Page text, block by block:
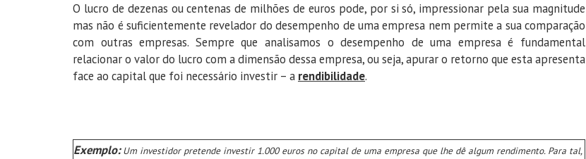
O lucro de dezenas ou centenas de milhões de euros pode, por si só, impressionar pela sua magnitude
mas não é suficientemente revelador do desempenho de uma empresa nem permite a sua comparação
com outras empresas. Sempre que analisamos o desempenho de uma empresa é fundamental
relacionar o valor do lucro com a dimensão dessa empresa, ou seja, apurar o retorno que esta apresenta
face ao capital que foi necessário investir – a rendibilidade.
Exemplo: Um investidor pretende investir 1.000 euros no capital de uma empresa que lhe dê algum rendimento. Para tal,